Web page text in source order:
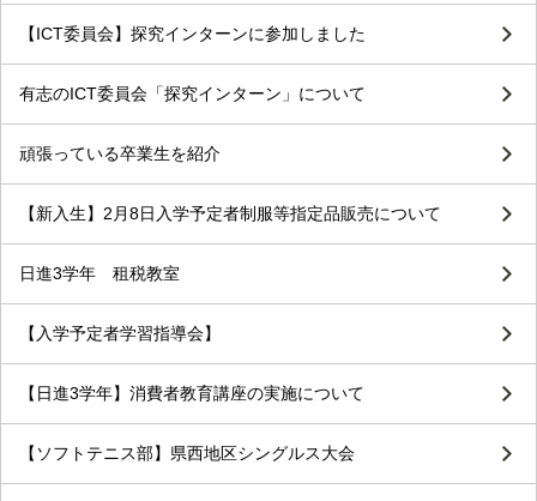
【ICT委員会】探究インターンに参加しました
有志のICT委員会「探究インターン」について
頑張っている卒業生を紹介
【新入生】2月8日入学予定者制服等指定品販売について
日進3学年 租税教室
【入学予定者学習指導会】
【日進3学年】消費者教育講座の実施について
【ソフトテニス部】県西地区シングルス大会